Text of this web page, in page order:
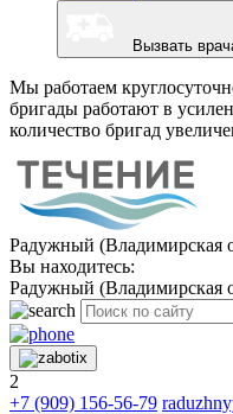
Вызвать
Мы работаем
бригады работают в
количество бригад
Радужный (Владимирская
Вы находитесь:
Радужный (Владимирская
2
+7 (909) 156-56-79